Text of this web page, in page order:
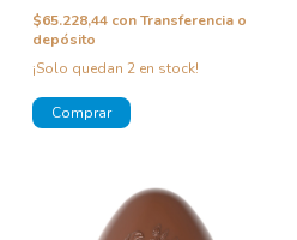
$65.228,44 con Transferencia o
depósito
¡Solo quedan 2en stock!